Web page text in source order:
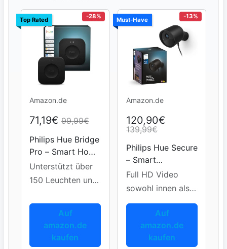
Top Rated -28%
Amazon.de
71,19€ 99,99€
Philips Hue Bridge
Pro – Smart Home
Hub
Unterstützt über
150 Leuchten und
Auf
amazon.de
kaufen
Must-Have -13%
Amazon.de
120,90€
139,99€
Philips Hue Secure
– Smart
Überwachungska
Full HD Video
sowohl innen als
auch außen
Auf
amazon.de
kaufen